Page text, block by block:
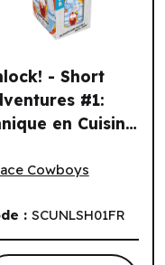
- Short
#1:
en Cuisine
Cowboys
: SCUNLSH01FR